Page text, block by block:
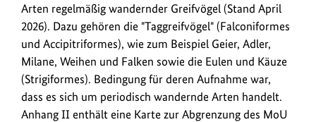
Arten regelmäßig wandernder Greifvögel (Stand April
2026). Dazu gehören die "Taggreifvögel" (Falconiformes
und Accipitriformes), wie zum Beispiel Geier, Adler,
Milane, Weihen und Falken sowie die Eulen und Käuze
(Strigiformes). Bedingung für deren Aufnahme war,
dass es sich um periodisch wandernde Arten handelt.
Anhang II enthält eine Karte zur Abgrenzung des MoU